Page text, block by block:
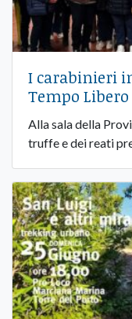
I carabinieri
Tempo Libero
Alla sala della
truffe e dei reati